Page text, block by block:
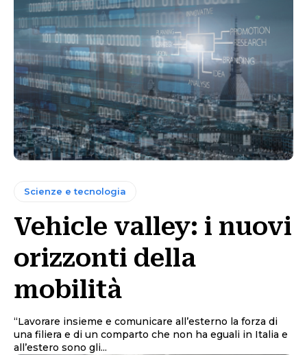
Scienze e tecnologia
Vehicle valley: i nuovi
orizzonti della
mobilità
“Lavorare insieme e comunicare all’esterno la forza di
una filiera e di un comparto che non ha eguali in Italia e
all’estero sono gli...